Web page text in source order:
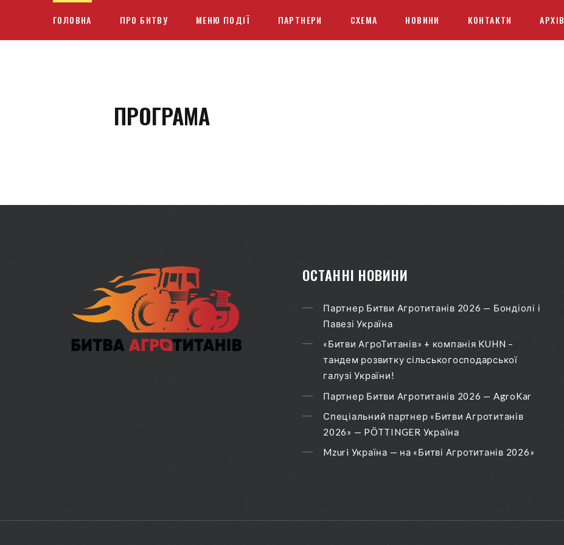
ГОЛОВНА ПРО БИТВУ МЕНЮ ПОДІЇ ПАРТНЕРИ СХЕМА НОВИНИ КОНТАКТИ АРХІВ
ПРОГРАМА
ОСТАННІ НОВИНИ
Партнер Битви Агротитанів 2026 — Бондіолі і
Павезі Україна
«Битви АгроТитанів» + компанія KUHN –
тандем розвитку сільськогосподарської
галузі України!
Партнер Битви Агротитанів 2026 — AgroKar
Спеціальний партнер «Битви Агротитанів
2026» — PÖTTINGER Україна
Mzuri Україна — на «Битві Агротитанів 2026»